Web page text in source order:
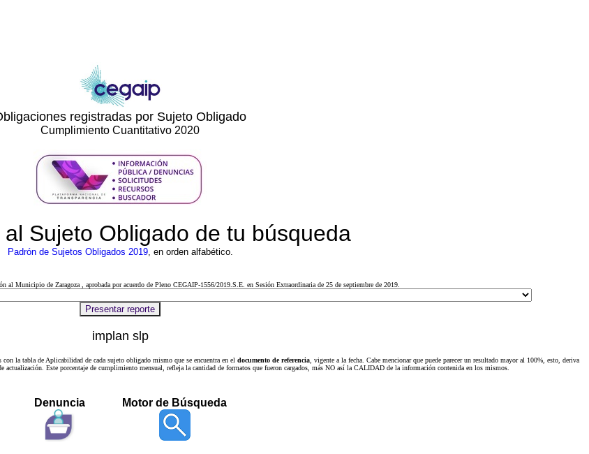
registradas por Sujeto Obligado
Cumplimiento Cuantitativo 2020
Sujeto Obligado de tu búsqueda
Padrón de Sujetos Obligados 2019, en orden alfabético.
al Municipio de Zaragoza , aprobada por acuerdo de Pleno CEGAIP-1556/2019.S.E. en Sesión Extraordinaria de 25 de septiembre de 2019.
implan slp
la tabla de Aplicabilidad de cada sujeto obligado mismo que se encuentra en el documento de referencia , vigente a la fecha. Cabe mencionar que puede parecer un resultado mayor al 100%, esto, deriva
Este porcentaje de cumplimiento mensual, refleja la cantidad de formatos que fueron cargados, más NO así la CALIDAD de la información contenida en los mismos.
Denuncia Motor de Búsqueda